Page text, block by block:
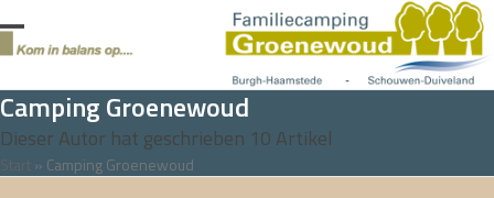
Open
mobile
menu
Close
mobile
menu
Camping Groenewoud
Dieser Autor hat geschrieben 10 Artikel
Start» Camping Groenewoud